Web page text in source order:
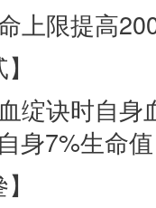
上限提高
诀时自身
身7%生命值